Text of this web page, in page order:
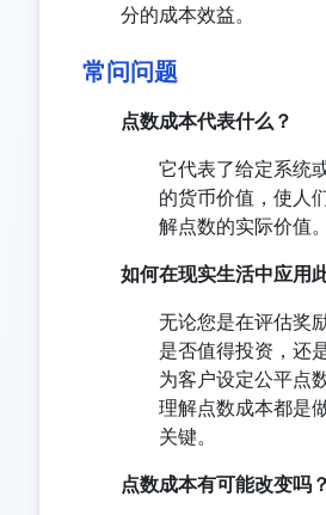
分的成本效益。
常问问题
点数成本代表什么？
它代表了给定系统
的货币价值，使人
解点数的实际价值。
如何在现实生活中应用
无论您是在评估奖
是否值得投资，还
为客户设定公平点
理解点数成本都是
关键。
点数成本有可能改变吗？